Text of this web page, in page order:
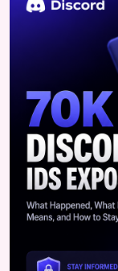
API